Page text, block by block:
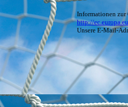
Informationen
http://
Unsere E-Mail-